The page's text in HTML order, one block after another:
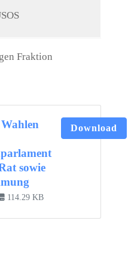
Fraktion
sowie
114.29 KB
Download